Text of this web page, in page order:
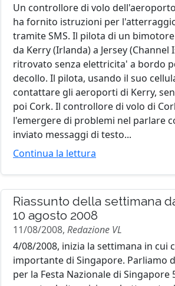
Un controllore di volo
ha fornito istruzioni per
tramite SMS. Il pilota di un
da Kerry (Irlanda) a Jersey (Channel
ritrovato senza elettricita' a bordo
decollo. Il pilota, usando il suo
contattare gli aeroporti di Kerry,
poi Cork. Il controllore di volo di
l'emergere di problemi nel parlare
inviato messaggi di testo...
Continua la lettura
Riassunto della settimana
10 agosto 2008
11/08/2008, Redazione VL
4/08/2008, inizia la settimana in cui
importante di Singapore. Parliamo
per la Festa Nazionale di Singapore